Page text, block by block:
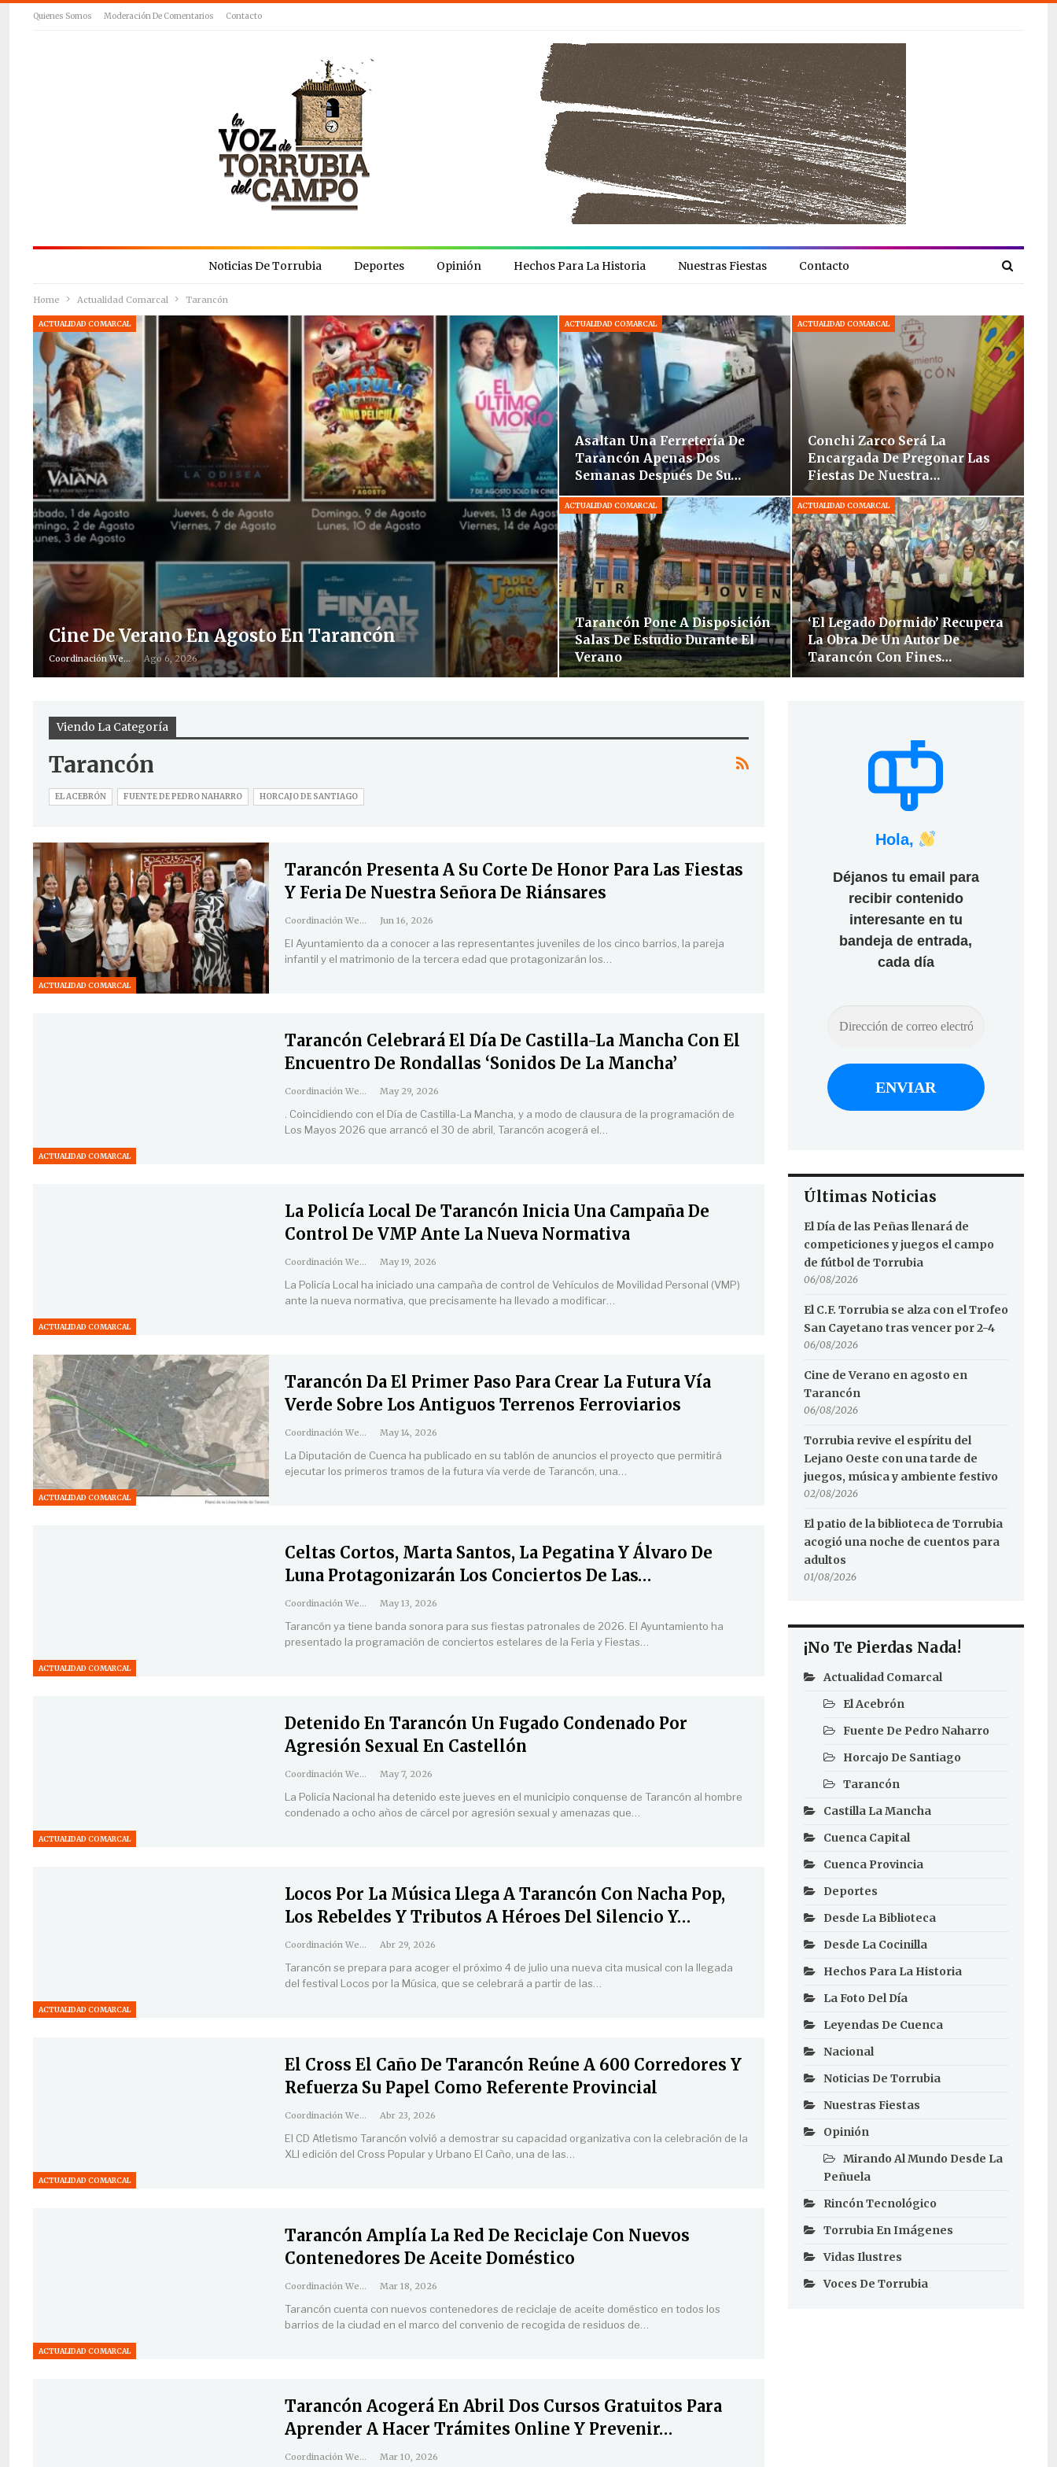
Quienes Somos Moderación De Comentarios Contacto
Noticias De Torrubia Deportes Opinión Hechos Para La Historia Nuestras Fiestas Contacto
Home Actualidad Comarcal Tarancón
ACTUALIDAD COMARCAL
Cine De Verano En Agosto En Tarancón
Coordinación Web Ago 6, 2026
ACTUALIDAD COMARCAL
Asaltan Una Ferretería De
Tarancón Apenas Dos
Semanas Después De Su…
ACTUALIDAD COMARCAL
Conchi Zarco Será La
Encargada De Pregonar Las
Fiestas De Nuestra…
ACTUALIDAD COMARCAL
Tarancón Pone A Disposición
Salas De Estudio Durante El
Verano
ACTUALIDAD COMARCAL
‘El Legado Dormido’ Recupera
La Obra De Un Autor De
Tarancón Con Fines…
Viendo La Categoría
Tarancón
EL ACEBRÓN FUENTE DE PEDRO NAHARRO HORCAJO DE SANTIAGO
ACTUALIDAD COMARCAL
Tarancón Presenta A Su Corte De Honor Para Las Fiestas
Y Feria De Nuestra Señora De Riánsares
Coordinación Web Jun 16, 2026
El Ayuntamiento da a conocer a las representantes juveniles de los cinco barrios, la pareja
infantil y el matrimonio de la tercera edad que protagonizarán los…
ACTUALIDAD COMARCAL
Tarancón Celebrará El Día De Castilla-La Mancha Con El
Encuentro De Rondallas ‘Sonidos De La Mancha’
Coordinación Web May 29, 2026
. Coincidiendo con el Día de Castilla-La Mancha, y a modo de clausura de la programación de
Los Mayos 2026 que arrancó el 30 de abril, Tarancón acogerá el…
ACTUALIDAD COMARCAL
La Policía Local De Tarancón Inicia Una Campaña De
Control De VMP Ante La Nueva Normativa
Coordinación Web May 19, 2026
La Policía Local ha iniciado una campaña de control de Vehículos de Movilidad Personal (VMP)
ante la nueva normativa, que precisamente ha llevado a modificar…
ACTUALIDAD COMARCAL
Tarancón Da El Primer Paso Para Crear La Futura Vía
Verde Sobre Los Antiguos Terrenos Ferroviarios
Coordinación Web May 14, 2026
La Diputación de Cuenca ha publicado en su tablón de anuncios el proyecto que permitirá
ejecutar los primeros tramos de la futura vía verde de Tarancón, una…
ACTUALIDAD COMARCAL
Celtas Cortos, Marta Santos, La Pegatina Y Álvaro De
Luna Protagonizarán Los Conciertos De Las…
Coordinación Web May 13, 2026
Tarancón ya tiene banda sonora para sus fiestas patronales de 2026. El Ayuntamiento ha
presentado la programación de conciertos estelares de la Feria y Fiestas…
ACTUALIDAD COMARCAL
Detenido En Tarancón Un Fugado Condenado Por
Agresión Sexual En Castellón
Coordinación Web May 7, 2026
La Policía Nacional ha detenido este jueves en el municipio conquense de Tarancón al hombre
condenado a ocho años de cárcel por agresión sexual y amenazas que…
ACTUALIDAD COMARCAL
Locos Por La Música Llega A Tarancón Con Nacha Pop,
Los Rebeldes Y Tributos A Héroes Del Silencio Y…
Coordinación Web Abr 29, 2026
Tarancón se prepara para acoger el próximo 4 de julio una nueva cita musical con la llegada
del festival Locos por la Música, que se celebrará a partir de las…
ACTUALIDAD COMARCAL
El Cross El Caño De Tarancón Reúne A 600 Corredores Y
Refuerza Su Papel Como Referente Provincial
Coordinación Web Abr 23, 2026
El CD Atletismo Tarancón volvió a demostrar su capacidad organizativa con la celebración de la
XLI edición del Cross Popular y Urbano El Caño, una de las…
ACTUALIDAD COMARCAL
Tarancón Amplía La Red De Reciclaje Con Nuevos
Contenedores De Aceite Doméstico
Coordinación Web Mar 18, 2026
Tarancón cuenta con nuevos contenedores de reciclaje de aceite doméstico en todos los
barrios de la ciudad en el marco del convenio de recogida de residuos de…
Tarancón Acogerá En Abril Dos Cursos Gratuitos Para
Aprender A Hacer Trámites Online Y Prevenir…
Coordinación Web Mar 10, 2026
Hola,
Déjanos tu email para
recibir contenido
interesante en tu
bandeja de entrada,
cada día
Últimas Noticias
El Día de las Peñas llenará de
competiciones y juegos el campo
de fútbol de Torrubia
06/08/2026
El C.F. Torrubia se alza con el Trofeo
San Cayetano tras vencer por 2-4
06/08/2026
Cine de Verano en agosto en
Tarancón
06/08/2026
Torrubia revive el espíritu del
Lejano Oeste con una tarde de
juegos, música y ambiente festivo
02/08/2026
El patio de la biblioteca de Torrubia
acogió una noche de cuentos para
adultos
01/08/2026
¡No Te Pierdas Nada!
Actualidad Comarcal
El Acebrón
Fuente De Pedro Naharro
Horcajo De Santiago
Tarancón
Castilla La Mancha
Cuenca Capital
Cuenca Provincia
Deportes
Desde La Biblioteca
Desde La Cocinilla
Hechos Para La Historia
La Foto Del Día
Leyendas De Cuenca
Nacional
Noticias De Torrubia
Nuestras Fiestas
Opinión
Mirando Al Mundo Desde La
Peñuela
Rincón Tecnológico
Torrubia En Imágenes
Vidas Ilustres
Voces De Torrubia